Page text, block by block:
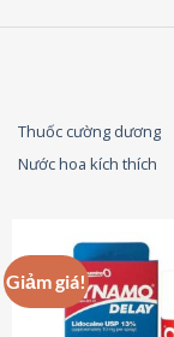
Thuốc cường dương
Nước hoa kích thích
Giảm giá!